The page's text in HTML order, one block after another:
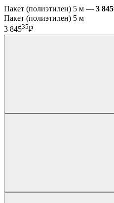
Пакет (полиэтилен) 5 м — 3 845
Пакет (полиэтилен) 5 м
3 84535₽